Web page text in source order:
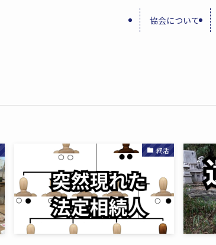
協会について
終活